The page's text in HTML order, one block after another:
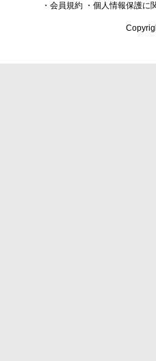
・会員規約 ・個人情報保護に